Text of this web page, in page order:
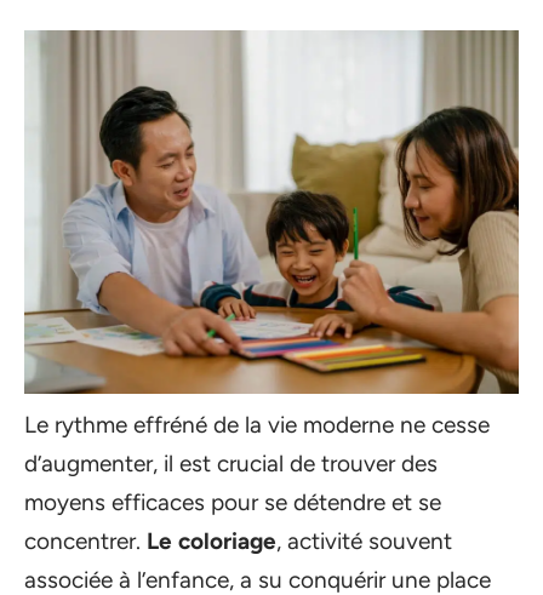
Le rythme effréné de la vie moderne ne cesse
d’augmenter, il est crucial de trouver des
moyens efficaces pour se détendre et se
concentrer. Le coloriage, activité souvent
associée à l’enfance, a su conquérir une place